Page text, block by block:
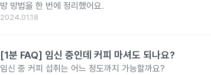
방 방법을 한 번에 정리했어요.
2024.01.18
[1분 FAQ] 임신 중인데 커피 마셔도 되나요?
임신 중 커피 섭취는 어느 정도까지 가능할까요?